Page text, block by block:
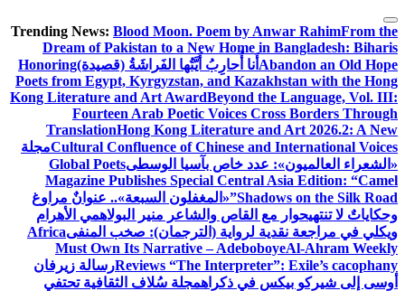
التجاوز
إلى
المحتوى
Trending News: Blood Moon. Poem by Anwar RahimFrom the
Dream of Pakistan to a New Home in Bangladesh: Biharis
Abandon an Old Hope أَنا أُحارِبُ أَيَّتُها الفَراشَةُ (قصيدة)Honoring
Poets from Egypt, Kyrgyzstan, and Kazakhstan with the Hong
Kong Literature and Art AwardBeyond the Language, Vol. III:
Fourteen Arab Poetic Voices Cross Borders Through
TranslationHong Kong Literature and Art 2026.2: A New
Cultural Confluence of Chinese and International Voicesمجلة
«الشعراء العالميون»: عدد خاص بآسيا الوسطىGlobal Poets
Magazine Publishes Special Central Asia Edition: “Camel
Shadows on the Silk Road” «المغفلون السبعة».. عنوانٌ مراوغ
وحكاياتٌ لا تنتهيحوار مع القاص والشاعر منير البولاهمي الأهرام
ويكلي في مراجعة نقدية لرواية (الترجمان): صخب المنفىAfrica
Must Own Its Narrative – AdeboboyeAl-Ahram Weekly
Reviews “The Interpreter”: Exile’s cacophanyرسالة زيرفان
أوسى إلى شيركو بيكس في ذكراهمجلة سُلاف الثقافية تحتفي